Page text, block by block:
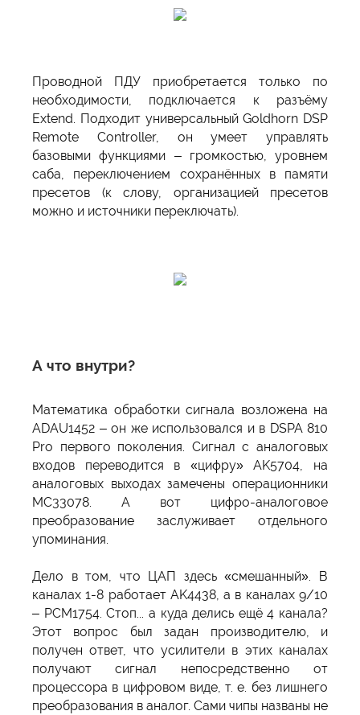
Проводной ПДУ приобретается только по
необходимости, подключается к разъёму
Extend. Подходит универсальный Goldhorn DSP
Remote Controller, он умеет управлять
базовыми функциями – громкостью, уровнем
саба, переключением сохранённых в памяти
пресетов (к слову, организацией пресетов
можно и источники переключать).
А что внутри?
Математика обработки сигнала возложена на
ADAU1452 – он же использовался и в DSPA 810
Pro первого поколения. Сигнал с аналоговых
входов переводится в «цифру» AK5704, на
аналоговых выходах замечены операционники
MC33078. А вот цифро-аналоговое
преобразование заслуживает отдельного
упоминания.
Дело в том, что ЦАП здесь «смешанный». В
каналах 1-8 работает AK4438, а в каналах 9/10
– PCM1754. Стоп... а куда делись ещё 4 канала?
Этот вопрос был задан производителю, и
получен ответ, что усилители в этих каналах
получают сигнал непосредственно от
процессора в цифровом виде, т. е. без лишнего
преобразования в аналог. Сами чипы названы не